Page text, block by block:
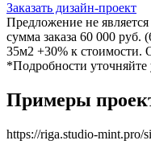
Заказать дизайн-проект
Предложение не
сумма заказа 60 000 руб.
35м2 +30% к стоимости.
*Подробности уточняйте
Примеры
https://riga.studio-mint.pro/